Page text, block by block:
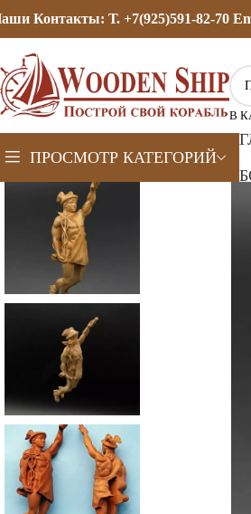
Контакты: Т. +7(925)591-82-70
В
ПРОСМОТР КАТЕГОРИЙ